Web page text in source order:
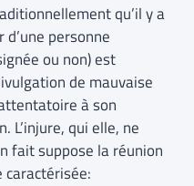
qu’il y a
personne
ou non) est
de mauvaise
à son
L’injure, qui elle, ne
fait suppose la réunion